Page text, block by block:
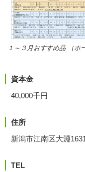
１～３月おすすめ品 （ホ
資本金
40,000千円
住所
新潟市江南区大淵
TEL